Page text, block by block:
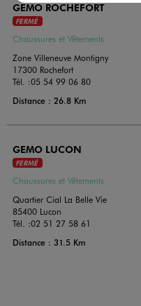
GEMO ROCHEFORT
FERMÉ
Chaussures et Vêtements
Zone Villeneuve Montigny
17300 Rochefort
Tél. :05 54 99 06 80
Distance : 26.8 Km
GEMO LUCON
FERMÉ
Chaussures et Vêtements
Quartier Cial La Belle Vie
85400 Lucon
Tél. :02 51 27 58 61
Distance : 31.5 Km